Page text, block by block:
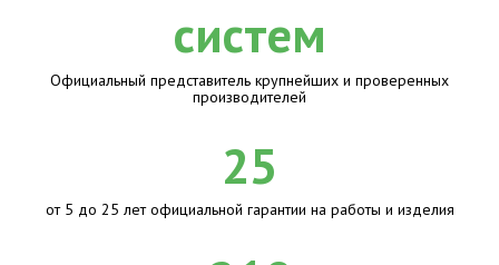
Официальный представитель крупнейших и проверенных
производителей
25
от 5 до 25 лет официальной гарантии на работы и изделия